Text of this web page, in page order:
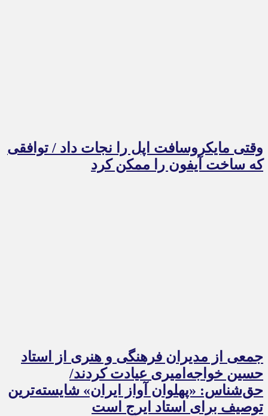
وقتی مایکروسافت اپل را نجات داد / توافقی
که ساخت آیفون را ممکن کرد
جمعی از مدیران فرهنگی و هنری از استاد
حسین خواجه‌امیری عیادت کردند/
حق‌شناس: «پهلوان آواز ایران» شایسته‌ترین
توصیف برای استاد ایرج است